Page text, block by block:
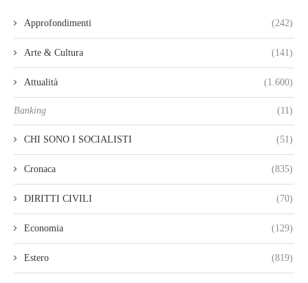
Approfondimenti (242)
Arte & Cultura (141)
Attualità (1.600)
Banking (11)
CHI SONO I SOCIALISTI (51)
Cronaca (835)
DIRITTI CIVILI (70)
Economia (129)
Estero (819)